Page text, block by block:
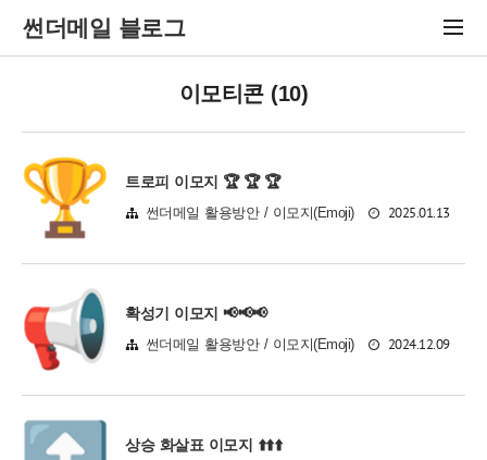
썬더메일 블로그
이모티콘 (10)
트로피 이모지 🏆 🏆 🏆
썬더메일 활용방안 / 이모지(Emoji) 2025.01.13
확성기 이모지 📢📢📢
썬더메일 활용방안 / 이모지(Emoji) 2024.12.09
상승 화살표 이모지 ⬆️⬆️⬆️